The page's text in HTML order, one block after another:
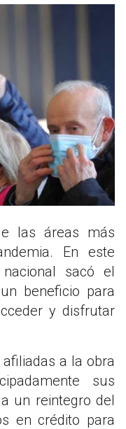
En este
sacó el
beneficio para
y disfrutar
a la obra
sus
un reintegro del
en crédito para